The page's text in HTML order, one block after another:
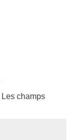
Les champs